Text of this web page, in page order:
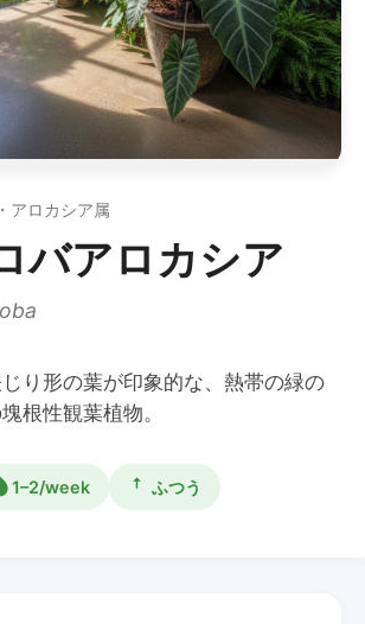
アロカシア属
バアロカシア
り形の葉が印象的な、熱帯の緑の
根性観葉植物。
1–2/week ふつう